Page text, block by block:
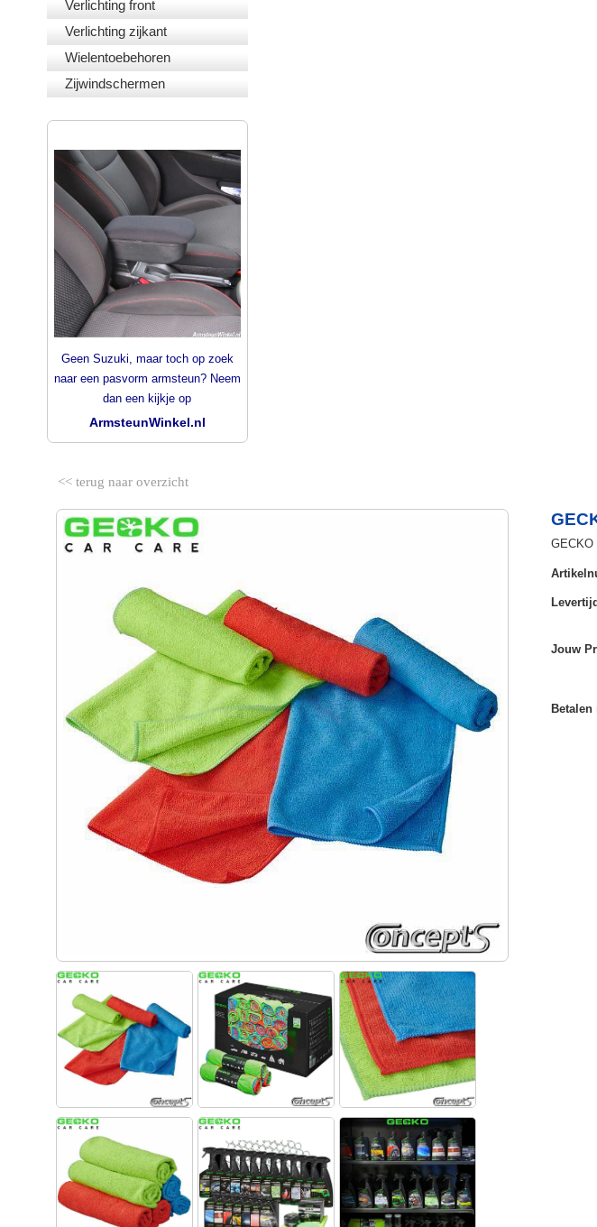
Verlichting front
Verlichting zijkant
Wielentoebehoren
Zijwindschermen
Geen Suzuki, maar toch op zoek
naar een pasvorm armsteun? Neem
dan een kijkje op
ArmsteunWinkel.nl
<< terug naar overzicht
GECKO
Jouw
Betalen